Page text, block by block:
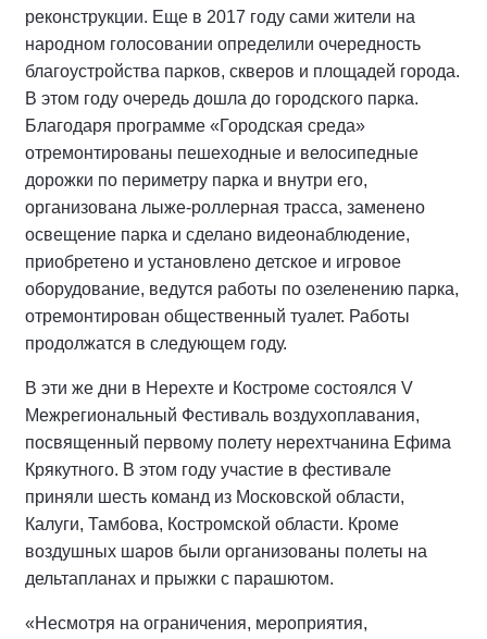
реконструкции. Еще в 2017 году сами жители на
народном голосовании определили очередность
благоустройства парков, скверов и площадей города.
В этом году очередь дошла до городского парка.
Благодаря программе «Городская среда»
отремонтированы пешеходные и велосипедные
дорожки по периметру парка и внутри его,
организована лыже-роллерная трасса, заменено
освещение парка и сделано видеонаблюдение,
приобретено и установлено детское и игровое
оборудование, ведутся работы по озеленению парка,
отремонтирован общественный туалет. Работы
продолжатся в следующем году.
В эти же дни в Нерехте и Костроме состоялся V
Межрегиональный Фестиваль воздухоплавания,
посвященный первому полету нерехтчанина Ефима
Крякутного. В этом году участие в фестивале
приняли шесть команд из Московской области,
Калуги, Тамбова, Костромской области. Кроме
воздушных шаров были организованы полеты на
дельтапланах и прыжки с парашютом.
«Несмотря на ограничения, мероприятия,